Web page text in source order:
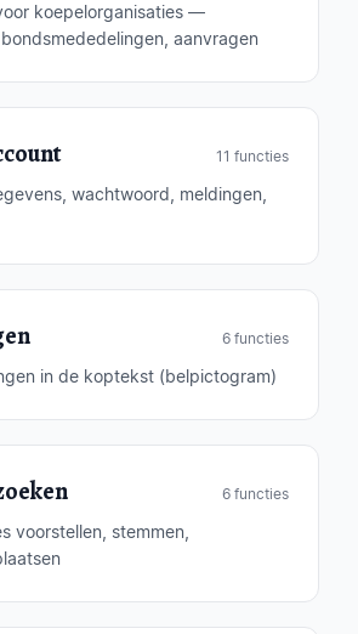
koepelorganisaties —
aanvragen
11 functies
wachtwoord, meldingen,
6 functies
in de koptekst (belpictogram)
6 functies
voorstellen, stemmen,